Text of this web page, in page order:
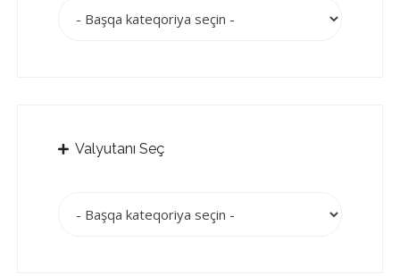
Valyutanı Seç